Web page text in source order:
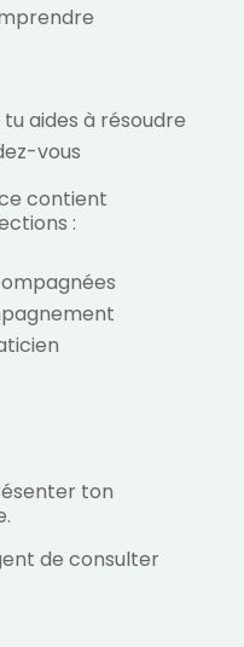
aides à résoudre
vous
contient
:
ton
de consulter